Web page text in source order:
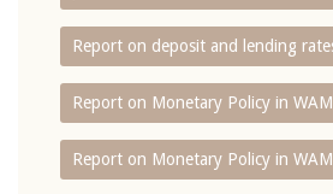
Report on deposit and lending
Report on Monetary Policy in
Report on Monetary Policy in